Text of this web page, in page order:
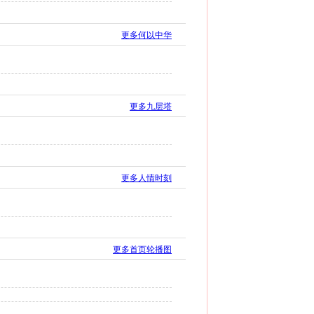
更多何以中华
更多九层塔
更多人情时刻
更多首页轮播图